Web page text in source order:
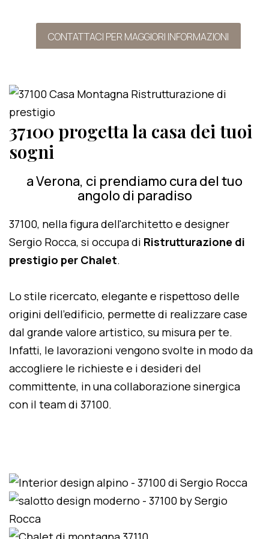
CONTATTACI PER MAGGIORI INFORMAZIONI
37100 progetta la casa dei tuoi
sogni
a Verona, ci prendiamo cura del tuo
angolo di paradiso
37100, nella figura dell'architetto e designer
Sergio Rocca, si occupa di Ristrutturazione di
prestigio per Chalet.
Lo stile ricercato, elegante e rispettoso delle
origini dell'edificio, permette di realizzare case
dal grande valore artistico, su misura per te.
Infatti, le lavorazioni vengono svolte in modo da
accogliere le richieste e i desideri del
committente, in una collaborazione sinergica
con il team di 37100.